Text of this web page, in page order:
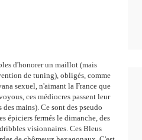
d'honorer un maillot (mais
de tuning), obligés, comme
sexuel, n'aimant la France que
ces médiocres passent leur
mains). Ce sont des pseudo
épiciers fermés le dimanche, des
visionnaires. Ces Bleus